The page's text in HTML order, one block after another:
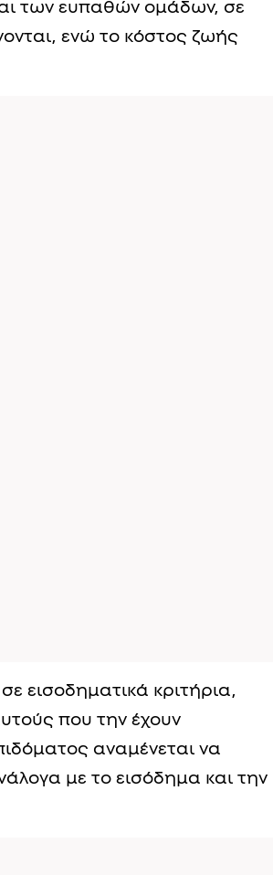
των ευπαθών ομάδων, σε
ενώ το κόστος ζωής
εισοδηματικά κριτήρια,
που την έχουν
αναμένεται να
με το εισόδημα και την